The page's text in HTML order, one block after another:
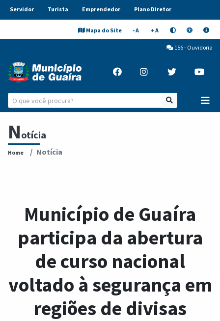
Servidor Turista Emprendedor Plano Diretor
Mapa do Site - A + A
156 - Ouvidoria
Notícia
Home Notícia
Município de Guaíra
participa da abertura
de curso nacional
voltado à segurança em
regiões de divisas